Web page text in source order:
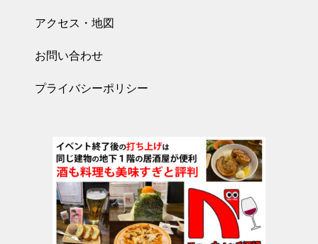
アクセス・地図
お問い合わせ
プライバシーポリシー